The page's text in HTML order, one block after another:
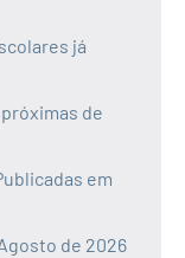
já
de
em
de 2026